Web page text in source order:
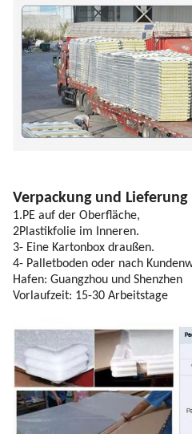
Verpackung und Lieferung
1.PE auf der Oberfläche,
2Plastikfolie im Inneren.
3- Eine Kartonbox draußen.
4- Palletboden oder nach
Hafen: Guangzhou und Shenzhen
Vorlaufzeit: 15-30 Arbeitstage